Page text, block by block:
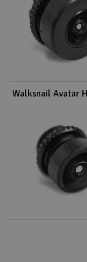
Walksnail Avatar